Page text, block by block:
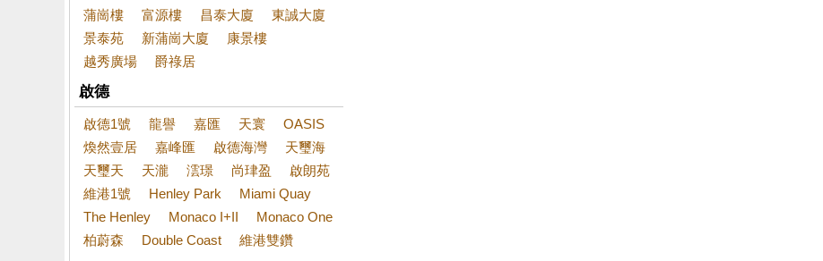
蒲崗樓
富源樓 昌泰大廈
東誠大廈
景泰苑
新蒲崗大廈
康景樓
越秀廣場
爵祿居
啟德
啟德1號 龍譽 嘉匯 天寰
OASIS
煥然壹居
嘉峰匯 啟德海灣
天璽海
天璽天
天瀧 澐璟 尚珒盈
啟朗苑
維港1號
Henley Park
Miami Quay
The Henley
Monaco I+II
Monaco One
柏蔚森
Double Coast 維港雙鑽